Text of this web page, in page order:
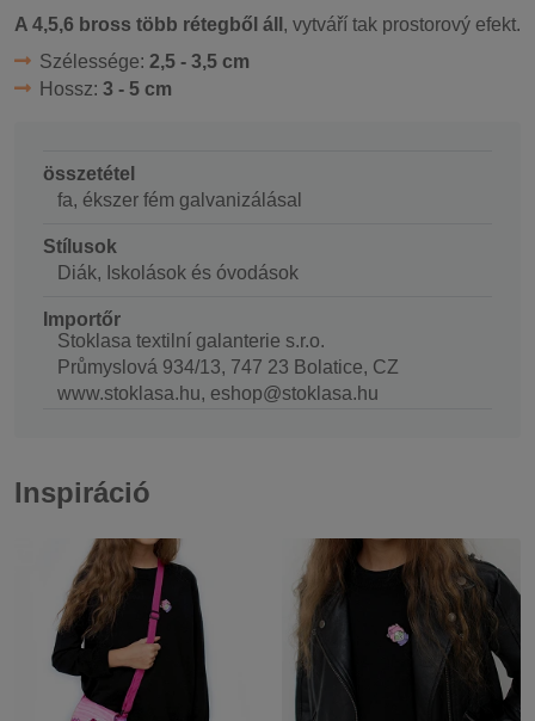
A 4,5,6 bross több rétegből áll , vytváří tak prostorový efekt.
Szélessége: 2,5 - 3,5 cm
Hossz: 3 - 5 cm
összetétel
fa, ékszer fém galvanizálásal
Stílusok
Diák, Iskolások és óvodások
Importőr
Stoklasa textilní galanterie s.r.o.
Průmyslová 934/13, 747 23 Bolatice, CZ
www.stoklasa.hu, eshop@stoklasa.hu
Inspiráció